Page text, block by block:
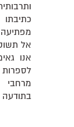
אל
אנו
מרחבי
בתודעה